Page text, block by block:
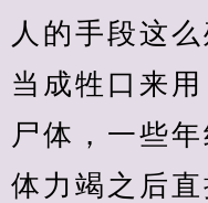
人的手段这
当成牲口来
尸体，一些
体力竭之后